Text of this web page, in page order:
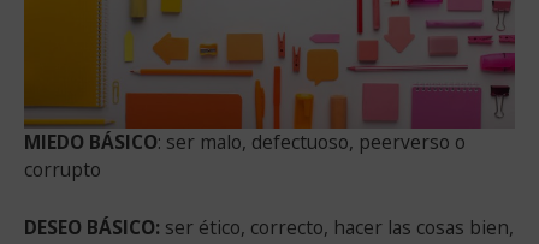
MIEDO BÁSICO: ser malo, defectuoso, peerverso o
corrupto
DESEO BÁSICO: ser ético, correcto, hacer las cosas bien,